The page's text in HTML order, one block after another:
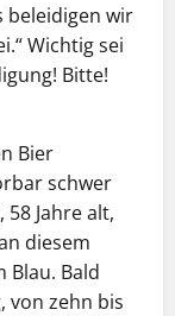
beleidigen wir
Wichtig sei
Bitte!
Bier
schwer
Jahre alt,
diesem
Bald
von zehn bis